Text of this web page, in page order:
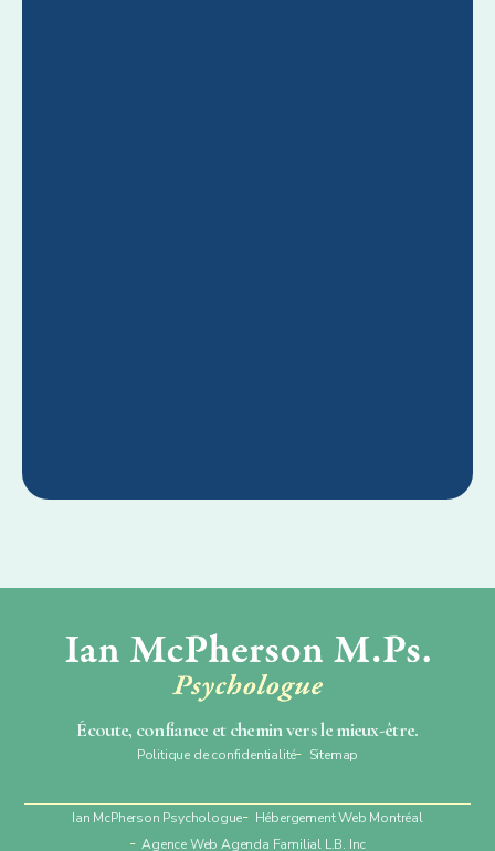
Écoute, confiance et chemin vers le mieux-être.
Politique de confidentialité Sitemap
Ian McPherson Psychologue
Hébergement Web Montréal
Agence Web Agenda Familial L.B. Inc